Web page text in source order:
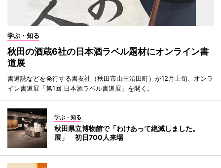
学ぶ・知る
秋田の酒蔵6社の日本酒ラベル題材にオンライン書
道展
書道誌などを発行する書友社（秋田市山王沼田町）が12月上旬、オンラ
イン書道展「第1回 日本酒ラベル書道展」を開く。
学ぶ・知る
秋田県立博物館で「わけあって絶滅しました。
展」 初日700人来場